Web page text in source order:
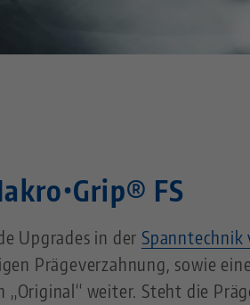
FS
Upgrades in der Spanntechnik
Prägeverzahnung, sowie
„Original“ weiter. Steht die